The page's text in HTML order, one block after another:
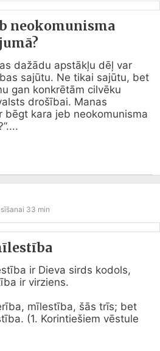
neokomunisma
dažādu apstākļu dēļ var
sajūtu. Ne tikai sajūtu, bet
gan konkrētām cilvēku
drošībai. Manas
bēgt kara jeb neokomunisma
33 min
ir Dieva sirds kodols,
ir virziens.
mīlestība, šās trīs; bet
(1. Korintiešiem vēstule